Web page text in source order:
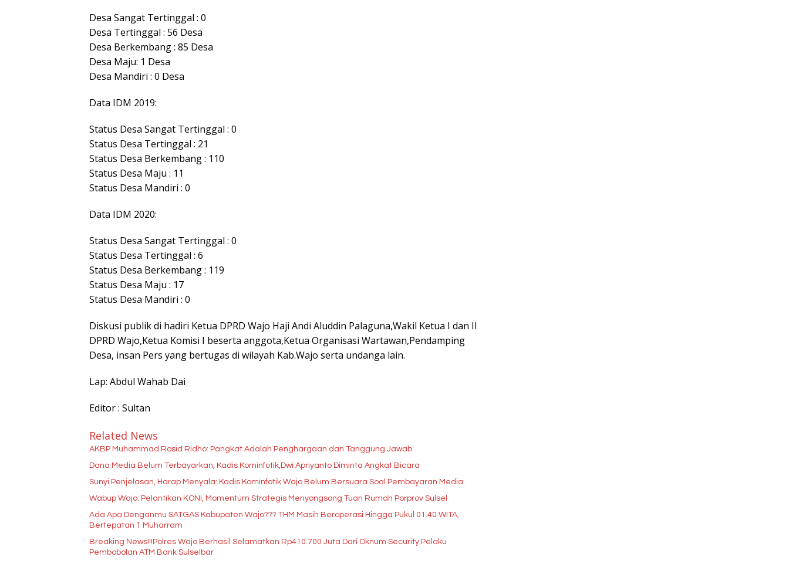
Desa Sangat Tertinggal : 0
Desa Tertinggal : 56 Desa
Desa Berkembang : 85 Desa
Desa Maju: 1 Desa
Desa Mandiri : 0 Desa
Data IDM 2019:
Status Desa Sangat Tertinggal : 0
Status Desa Tertinggal : 21
Status Desa Berkembang : 110
Status Desa Maju : 11
Status Desa Mandiri : 0
Data IDM 2020:
Status Desa Sangat Tertinggal : 0
Status Desa Tertinggal : 6
Status Desa Berkembang : 119
Status Desa Maju : 17
Status Desa Mandiri : 0
Diskusi publik di hadiri Ketua DPRD Wajo Haji Andi Aluddin Palaguna,Wakil Ketua I dan II
DPRD Wajo,Ketua Komisi I beserta anggota,Ketua Organisasi Wartawan,Pendamping
Desa, insan Pers yang bertugas di wilayah Kab.Wajo serta undanga lain.
Lap: Abdul Wahab Dai
Editor : Sultan
Related News
AKBP Muhammad Rosid Ridho: Pangkat Adalah Penghargaan dan Tanggung Jawab
Dana Media Belum Terbayarkan, Kadis Kominfotik,Dwi Apriyanto Diminta Angkat Bicara
Sunyi Penjelasan, Harap Menyala: Kadis Kominfotik Wajo Belum Bersuara Soal Pembayaran Media
Wabup Wajo: Pelantikan KONI, Momentum Strategis Menyongsong Tuan Rumah Porprov Sulsel
Ada Apa Denganmu SATGAS Kabupaten Wajo??? THM Masih Beroperasi Hingga Pukul 01.40 WITA,
Bertepatan 1 Muharram
Breaking News!!!Polres Wajo Berhasil Selamatkan Rp410.700 Juta Dari Oknum Security Pelaku
Pembobolan ATM Bank Sulselbar